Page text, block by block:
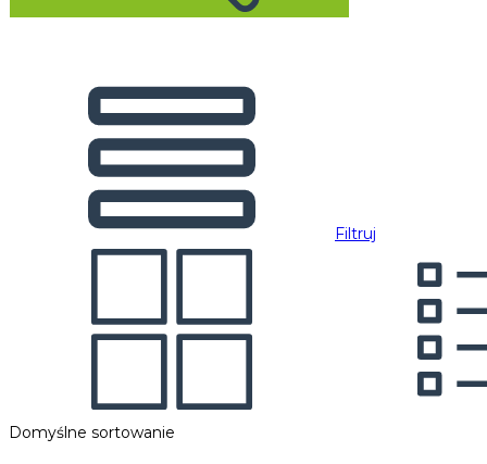
Filtruj
Domyślne sortowanie